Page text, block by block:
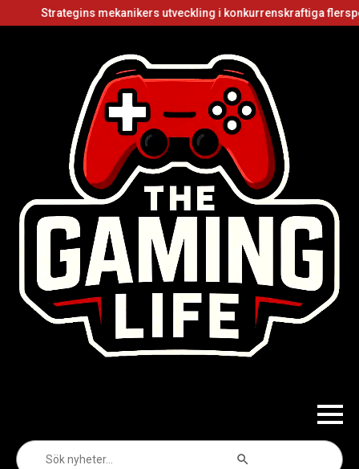
mekanikers utveckling i konkurrenskraftiga
efter: